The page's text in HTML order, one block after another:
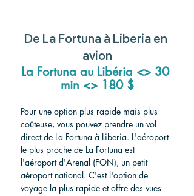
De La Fortuna à Liberia en
avion
La Fortuna au Libéria <> 30
min <> 180 $
Pour une option plus rapide mais plus
coûteuse, vous pouvez prendre un vol
direct de La Fortuna à Liberia. L'aéroport
le plus proche de La Fortuna est
l'aéroport d'Arenal (FON), un petit
aéroport national. C'est l'option de
voyage la plus rapide et offre des vues